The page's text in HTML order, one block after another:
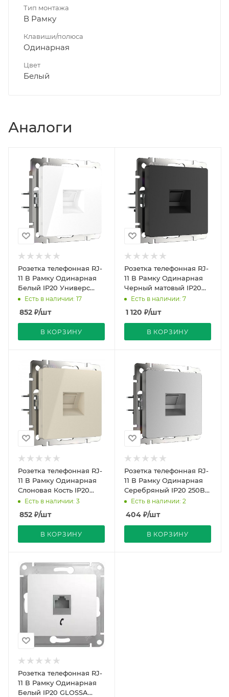
Тип монтажа
В Рамку
Клавиши/полюса
Одинарная
Цвет
Белый
Аналоги
Розетка телефонная RJ-
11 В Рамку Одинарная
Белый IP20 Универс
Werkel
Есть в наличии: 17
852 ₽/шт
В КОРЗИНУ
Розетка телефонная RJ-
11 В Рамку Одинарная
Черный матовый IP20
Универс Werkel
Есть в наличии: 7
1 120 ₽/шт
В КОРЗИНУ
Розетка телефонная RJ-
11 В Рамку Одинарная
Слоновая Кость IP20
Универс Werkel
Есть в наличии: 3
852 ₽/шт
В КОРЗИНУ
Розетка телефонная RJ-
11 В Рамку Одинарная
Серебряный IP20 250В
Универс Werkel
Есть в наличии: 2
404 ₽/шт
В КОРЗИНУ
Розетка телефонная RJ-
11 В Рамку Одинарная
Белый IP20 GLOSSA